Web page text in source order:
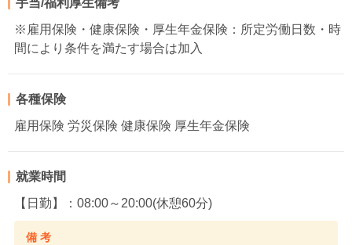
手当/福利厚生備考
※雇用保険・健康保険・厚生年金保険：所定労働日数・時
間により条件を満たす場合は加入
各種保険
雇用保険 労災保険 健康保険 厚生年金保険
就業時間
【日勤】：08:00～20:00(休憩60分)
備 考